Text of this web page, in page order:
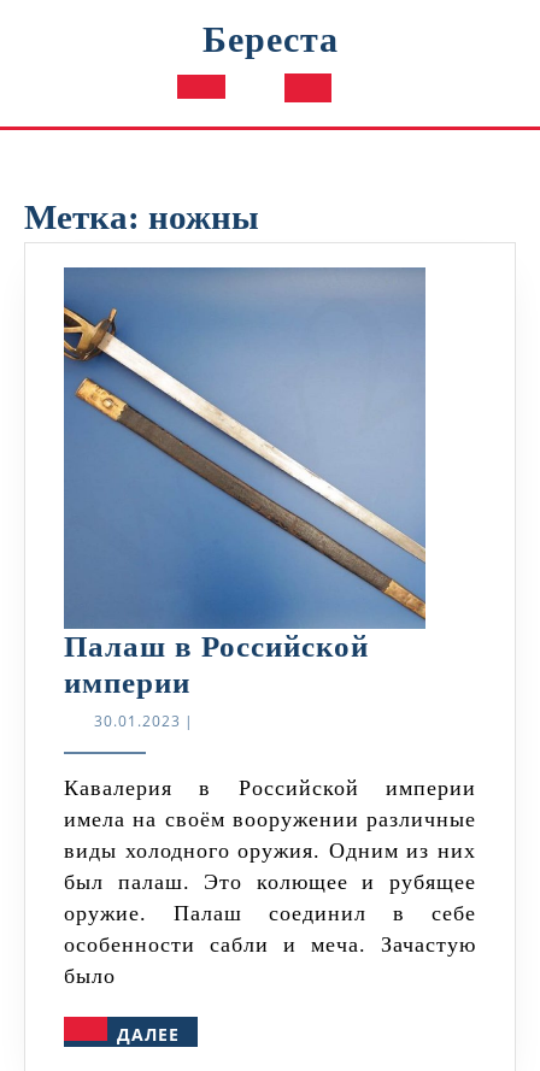
Береста
Кнопка
Метка: ножны
Палаш в Российской
империи
империи
30.01.2023 30.01.2023
|
Кавалерия в Российской империи
имела на своём вооружении различные
виды холодного оружия. Одним из них
был палаш. Это колющее и рубящее
оружие. Палаш соединил в себе
особенности сабли и меча. Зачастую
было
ДАЛЕЕ